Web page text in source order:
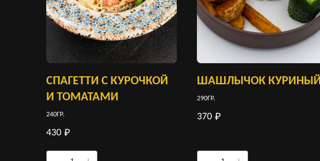
СПАГЕТТИ С КУРОЧКОЙ
И ТОМАТАМИ
240ГР.
430 ₽
ШАШЛЫЧОК КУРИНЫЙ
290ГР.
370 ₽